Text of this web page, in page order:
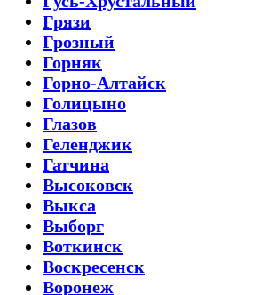
Грязи
Грозный
Горняк
Горно-Алтайск
Голицыно
Глазов
Геленджик
Гатчина
Высоковск
Выкса
Выборг
Воткинск
Воскресенск
Воронеж